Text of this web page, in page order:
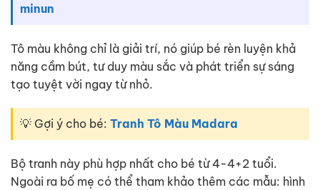
minun
Tô màu không chỉ là giải trí, nó giúp bé rèn luyện khả
năng cầm bút, tư duy màu sắc và phát triển sự sáng
tạo tuyệt vời ngay từ nhỏ.
💡 Gợi ý cho bé: Tranh Tô Màu Madara
Bộ tranh này phù hợp nhất cho bé từ 4-4+2 tuổi.
Ngoài ra bố mẹ có thể tham khảo thêm các mẫu: hình